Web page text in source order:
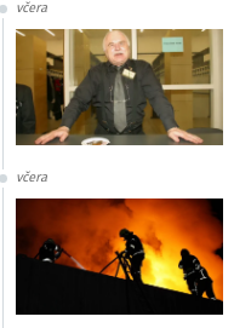
včera
včera